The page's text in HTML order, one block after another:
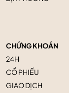
CHỨNG KHOÁN
24H
CỔ PHIẾU
GIAO DỊCH